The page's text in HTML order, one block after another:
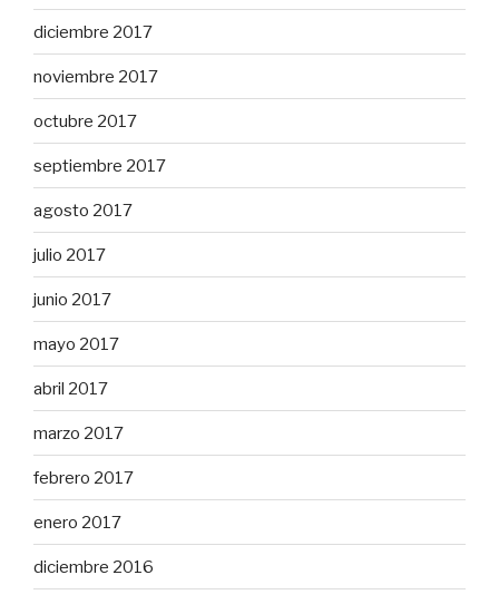
diciembre 2017
noviembre 2017
octubre 2017
septiembre 2017
agosto 2017
julio 2017
junio 2017
mayo 2017
abril 2017
marzo 2017
febrero 2017
enero 2017
diciembre 2016